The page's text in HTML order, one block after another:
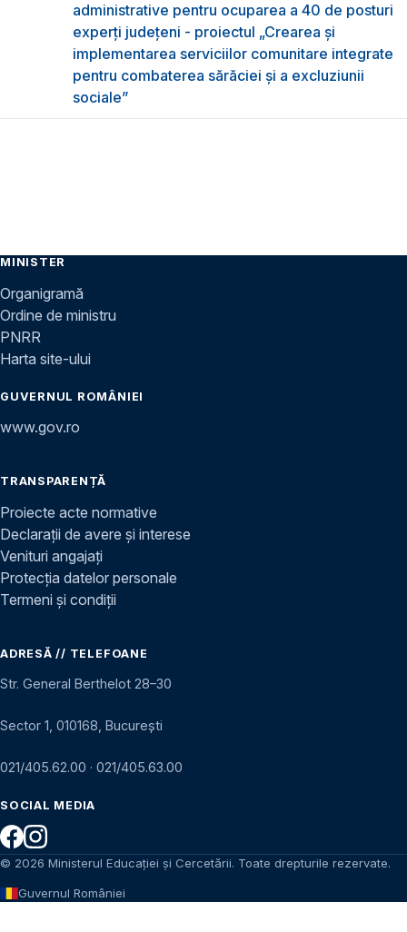
administrative pentru ocuparea a 40 de posturi
experți județeni - proiectul „Crearea și
implementarea serviciilor comunitare integrate
pentru combaterea sărăciei și a excluziunii
sociale”
MINISTER
Organigramă
Ordine de ministru
PNRR
Harta site-ului
GUVERNUL ROMÂNIEI
www.gov.ro
TRANSPARENȚĂ
Proiecte acte normative
Declarații de avere și interese
Venituri angajați
Protecția datelor personale
Termeni și condiții
ADRESĂ // TELEFOANE
Str. General Berthelot 28–30
Sector 1, 010168, București
021/405.62.00 · 021/405.63.00
SOCIAL MEDIA
© 2026 Ministerul Educației și Cercetării. Toate drepturile rezervate.
Guvernul României